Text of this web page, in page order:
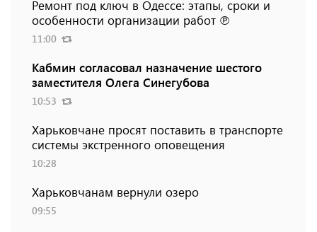
Ремонт под ключ в Одессе: этапы, сроки и
особенности организации работ ℗
11:00
Кабмин согласовал назначение шестого
заместителя Олега Синегубова
10:53
Харьковчане просят поставить в транспорте
системы экстренного оповещения
10:28
Харьковчанам вернули озеро
09:55